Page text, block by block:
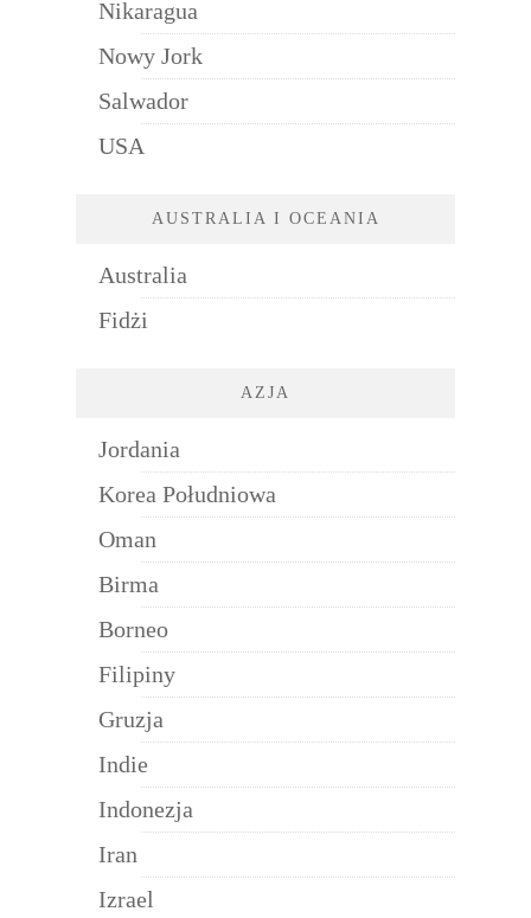
Nikaragua
Nowy Jork
Salwador
USA
AUSTRALIA I OCEANIA
Australia
Fidżi
AZJA
Jordania
Korea Południowa
Oman
Birma
Borneo
Filipiny
Gruzja
Indie
Indonezja
Iran
Izrael